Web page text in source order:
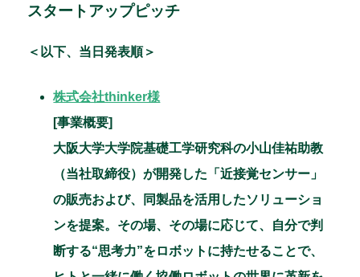
スタートアップピッチ
＜以下、当日発表順＞
株式会社thinker様
[事業概要]
大阪大学大学院基礎工学研究科の小山佳祐助教
（当社取締役）が開発した「近接覚センサー」
の販売および、同製品を活用したソリューショ
ンを提案。その場、その場に応じて、自分で判
断する“思考力”をロボットに持たせることで、